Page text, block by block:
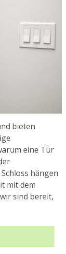
bieten
eine Tür
hängen
mit dem
sind bereit,